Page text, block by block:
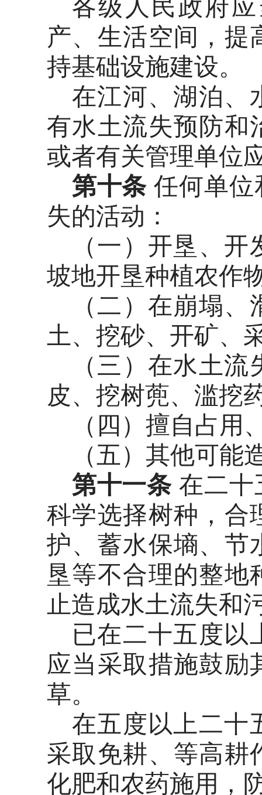
各级人民政府
产、生活空间，提
持基础设施建设。
在江河、湖泊、
有水土流失预防和
或者有关管理单位
第十条 任何单位
失的活动：
（一）开垦、
坡地开垦种植农作
（二）在崩塌
土、挖砂、开矿、
（三）在水土
皮、挖树蔸、滥挖
（四）擅自占用
（五）其他可能
第十一条 在二十
科学选择树种，合
护、蓄水保墒、节
垦等不合理的整地
止造成水土流失和
已在二十五度以
应当采取措施鼓励
草。
在五度以上二十
采取免耕、等高耕
化肥和农药施用，